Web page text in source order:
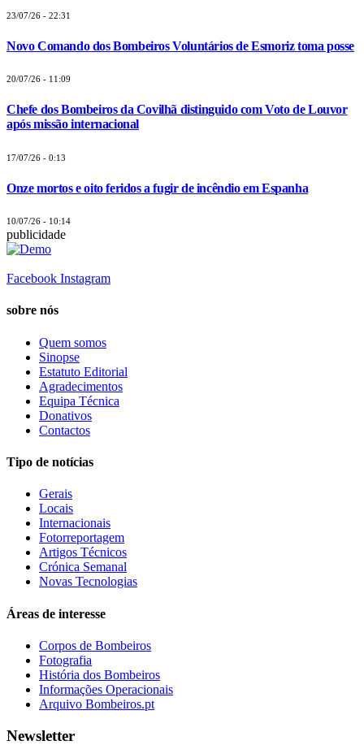
23/07/26 - 22:31
Novo Comando dos Bombeiros Voluntários de Esmoriz toma posse
20/07/26 - 11:09
Chefe dos Bombeiros da Covilhã distinguido com Voto de Louvor
após missão internacional
17/07/26 - 0:13
Onze mortos e oito feridos a fugir de incêndio em Espanha
10/07/26 - 10:14
publicidade
Facebook Instagram
sobre nós
Quem somos
Sinopse
Estatuto Editorial
Agradecimentos
Equipa Técnica
Donativos
Contactos
Tipo de notícias
Gerais
Locais
Internacionais
Fotorreportagem
Artigos Técnicos
Crónica Semanal
Novas Tecnologias
Áreas de interesse
Corpos de Bombeiros
Fotografia
História dos Bombeiros
Informações Operacionais
Arquivo Bombeiros.pt
Newsletter